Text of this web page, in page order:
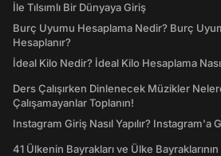
İle Tılsımlı Bir Dünyaya Giriş
Burç Uyumu Hesaplama Nedir? Burç
Hesaplanır?
İdeal Kilo Nedir? İdeal Kilo Hesaplama Nasıl
Ders Çalışırken Dinlenecek Müzikler
Çalışamayanlar Toplanın!
Instagram Giriş Nasıl Yapılır? Instagram'a
41 Ülkenin Bayrakları ve Ülke Bayraklarının